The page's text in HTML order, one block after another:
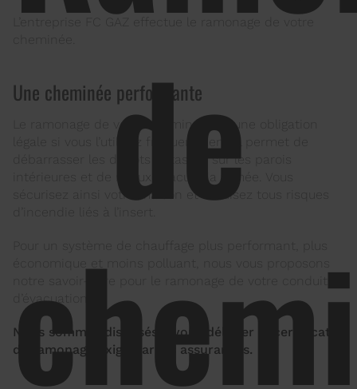
de
Une cheminée performante
Le ramonage de votre cheminée est une obligation
légale si vous l’utilisez fréquemment. Il permet de
débarrasser les dépôts entassés sur les parois
intérieures et de mieux évacuer la fumée. Vous
sécurisez ainsi votre maison et réduisez tous risques
d’évacuation.
Nous sommes disposés à vous délivrer le certificat
de ramonage exigé par les assurances.